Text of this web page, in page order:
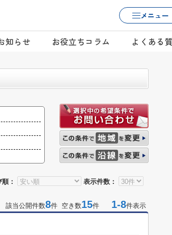
メニュー
知らせ お役立ちコラム よくある
： 表示件数：
該当公開件数8件 空き数15件 1-8件表示